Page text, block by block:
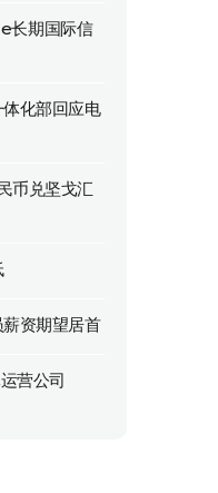
长期国际信
化部回应电
币兑坚戈汇
资期望居首
营公司